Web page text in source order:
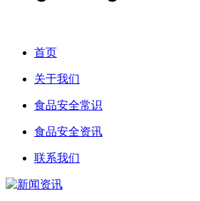
首页
关于我们
食品安全常识
食品安全资讯
联系我们